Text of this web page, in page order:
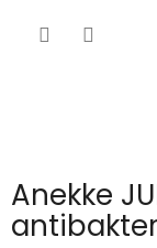
Anekke